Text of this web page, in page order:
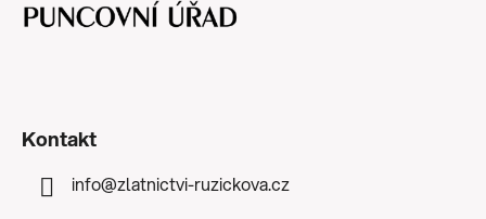
Kontakt
info@zlatnictvi-ruzickova.cz